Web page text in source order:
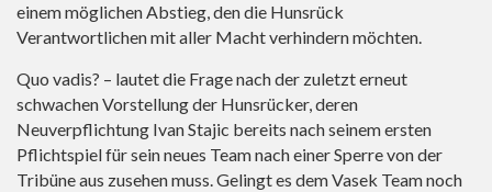
einem möglichen Abstieg, den die Hunsrück
Verantwortlichen mit aller Macht verhindern möchten.
Quo vadis? – lautet die Frage nach der zuletzt erneut
schwachen Vorstellung der Hunsrücker, deren
Neuverpflichtung Ivan Stajic bereits nach seinem ersten
Pflichtspiel für sein neues Team nach einer Sperre von der
Tribüne aus zusehen muss. Gelingt es dem Vasek Team noch